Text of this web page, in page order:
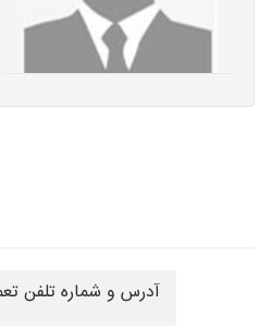
آدرس و شماره تلفن